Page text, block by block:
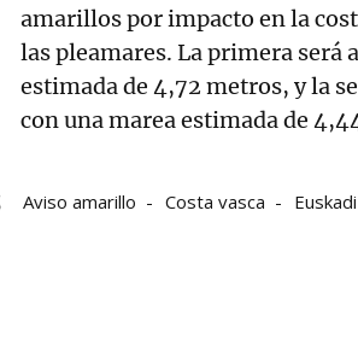
amarillos por impacto en la
las pleamares. La primera será
estimada de 4,72 metros, y la
con una marea estimada de
Aviso amarillo Costa vasca Euskadi